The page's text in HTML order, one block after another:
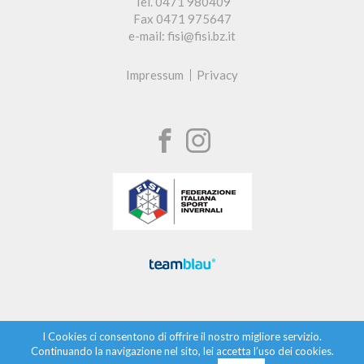
Fax 0471 975647
e-mail: fisi@fisi.bz.it
Impressum Privacy
I Cookies ci consentono di offrire il nostro migliore servizio.
Continuando la navigazione nel sito, lei accetta l’uso dei cookies.